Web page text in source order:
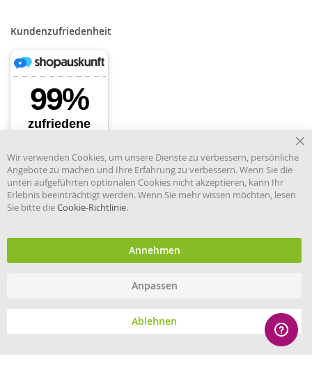
Kundenzufriedenheit
Händler im offiziellen Register
und Information.
© eHygiene 2026 - All rights reserved.
Wir verwenden Cookies, um unsere Dienste zu verbessern, persönliche
Angebote zu machen und Ihre Erfahrung zu verbessern. Wenn Sie die
unten aufgeführten optionalen Cookies nicht akzeptieren, kann Ihr
Erlebnis beeinträchtigt werden. Wenn Sie mehr wissen möchten, lesen
Sie bitte dieCookie-Richtlinie.
Annehmen
Anpassen
Ablehnen